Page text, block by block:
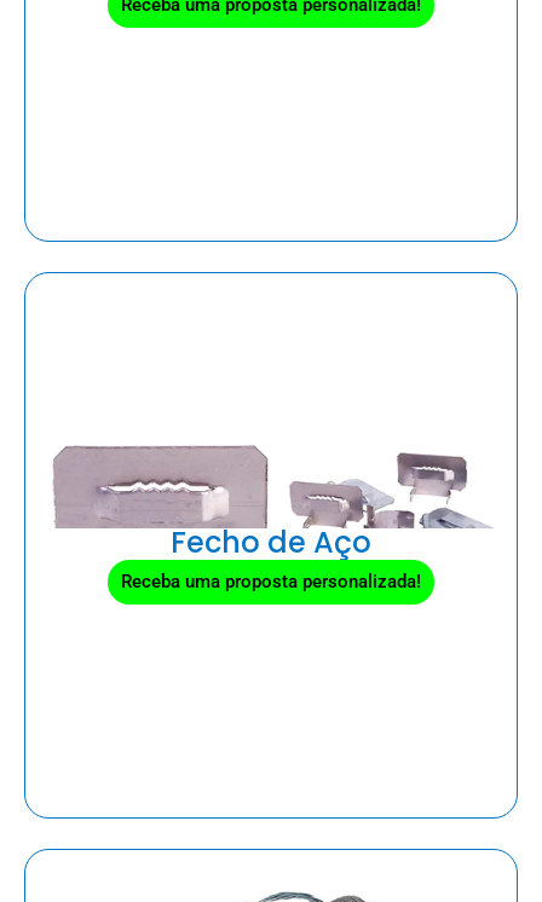
Receba uma proposta personalizada!
Fecho de Aço
Receba uma proposta personalizada!